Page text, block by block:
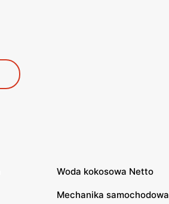
Woda kokosowa Netto
Mechanika samochodowa